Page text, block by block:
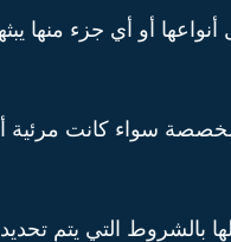
أنواعها أو أي جزء منها
سواء كانت مرئية
بالشروط التي يتم